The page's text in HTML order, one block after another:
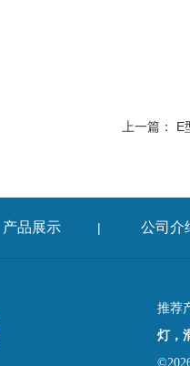
上一篇： E
产品展示 | 公司介
推荐
灯，